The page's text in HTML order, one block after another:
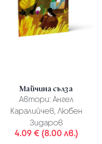
Майчина сълза
Автори: Ангел
Каралийчев, Любен
Зидаров
4.09 € (8.00 лв.)